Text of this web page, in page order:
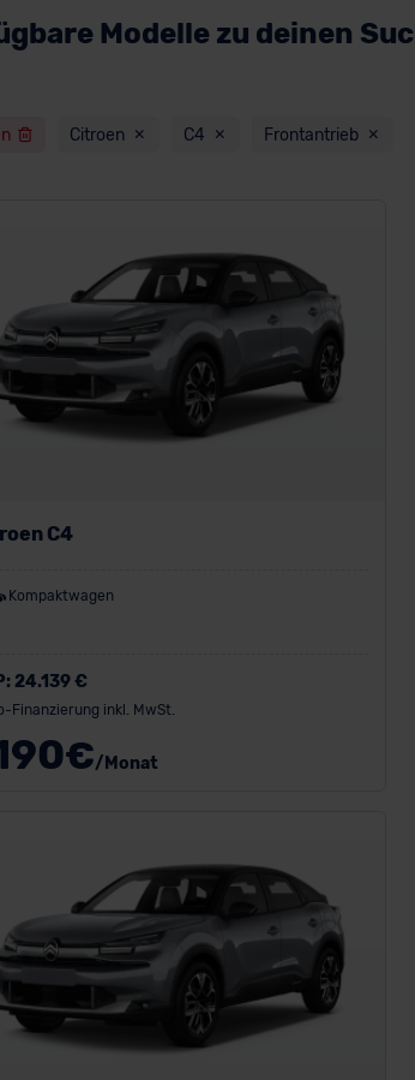
Modelle zu deinen
Citroen C4 Frontantrieb
C4
Kompaktwagen
24.139 €
Finanzierung inkl. MwSt.
€/Monat